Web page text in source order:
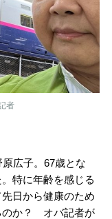
者
広子。67歳とな
特に年齢を感じる
日から健康のため
のか？ オバ記者が